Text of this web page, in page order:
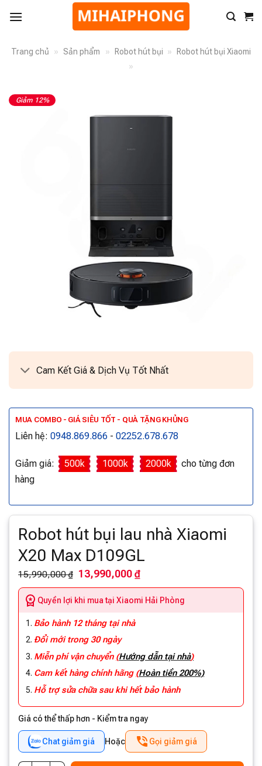
Trang chủ » Sản phẩm » Robot hút bụi »
Robot hút bụi Xiaomi
»
Giảm 12%
Cam Kết Giá & Dịch Vụ Tốt Nhất
MUA COMBO - GIÁ SIÊU TỐT - QUÀ TẶNG KHỦNG
Liên hệ: 0948.869.866 - 02252.678.678
Giảm giá: 500k 1000k 2000k
cho từng đơn
hàng
Robot hút bụi lau nhà Xiaomi
X20 Max D109GL
15,990,000 ₫ 13,990,000 ₫
Quyền lợi khi mua tại Xiaomi Hải Phòng
Bảo hành 12 tháng tại nhà
Đổi mới trong 30 ngày
Miễn phí vận chuyển (Hướng dẫn tại nhà)
Cam kết hàng chính hãng (Hoàn tiền 200%)
Hỗ trợ sửa chữa sau khi hết bảo hành
Giá có thể thấp hơn - Kiểm tra ngay
Chat giảm giá Hoặc Gọi giảm giá